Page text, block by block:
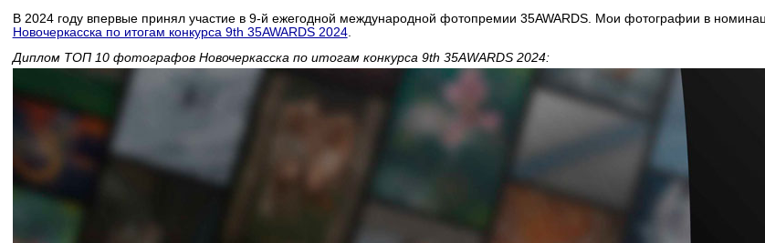
В 2024 году впервые принял участие в 9-й ежегодной международной фотопремии 35AWARDS. Мои фотографии в
Новочеркасска по итогам конкурса 9th 35AWARDS 2024.
Диплом ТОП 10 фотографов Новочеркасска по итогам конкурса 9th 35AWARDS 2024: